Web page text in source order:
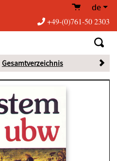
de
+49-(0)761-50 2303
Gesamtverzeichnis